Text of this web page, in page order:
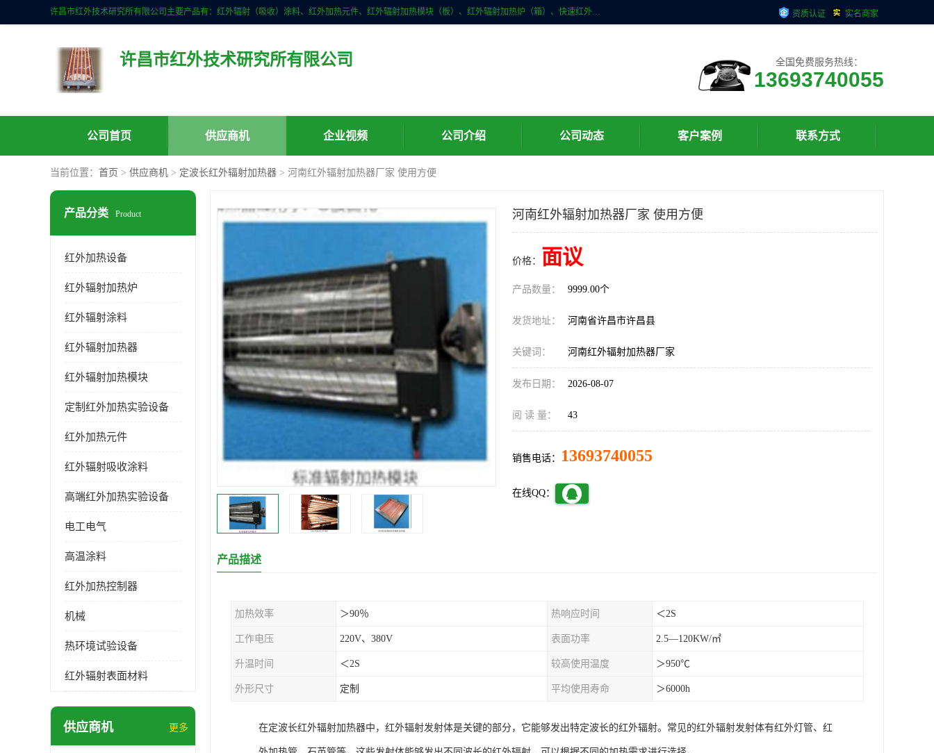
许昌市红外技术研究所有限公司主要产品有：红外辐射（吸收）涂料、红外加热元件、红外辐射加热模块（板）、红外辐射加热炉（箱）、快速红外辐射加热器、系列高端红外加热实验设备、系列红外加热控制器等。 资质认证 实名商家
许昌市红外技术研究所有限公司 全国免费服务热线：
13693740055
公司首页 供应商机 企业视频 公司介绍 公司动态 客户案例 联系方式
当前位置： 首页 > 供应商机 > 定波长红外辐射加热器 > 河南红外辐射加热器厂家 使用方便
产品分类 Product
红外加热设备
红外辐射加热炉
红外辐射涂料
红外辐射加热器
红外辐射加热模块
定制红外加热实验设备
红外加热元件
红外辐射吸收涂料
高端红外加热实验设备
电工电气
高温涂料
红外加热控制器
机械
热环境试验设备
红外辐射表面材料
供应商机 更多
河南红外辐射加热器厂家 使用方便
价格： 面议
产品数量： 9999.00个
发货地址： 河南省许昌市许昌县
关键词： 河南红外辐射加热器厂家
发布日期： 2026-08-07
阅 读 量： 43
销售电话： 13693740055
在线QQ：
产品描述
加热效率 ＞90％ 热响应时间 ＜2S
工作电压 220V、380V 表面功率 2.5—120KW/㎡
升温时间 ＜2S 较高使用温度 ＞950℃
外形尺寸 定制 平均使用寿命 ＞6000h
在定波长红外辐射加热器中，红外辐射发射体是关键的部分，它能够发出特定波长的红外辐射。常见的红外辐射发射体有红外灯管、红